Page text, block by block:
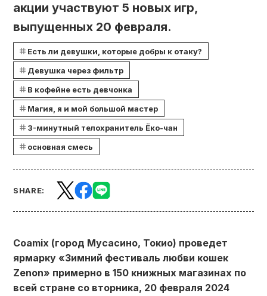
акции участвуют 5 новых игр,
выпущенных 20 февраля.
Есть ли девушки, которые добры к отаку?
Девушка через фильтр
В кофейне есть девчонка
Магия, я и мой большой мастер
3-минутный телохранитель Ёко-чан
основная смесь
SHARE:
Coamix (город Мусасино, Токио) проведет
ярмарку «Зимний фестиваль любви кошек
Zenon» примерно в 150 книжных магазинах по
всей стране со вторника, 20 февраля 2024